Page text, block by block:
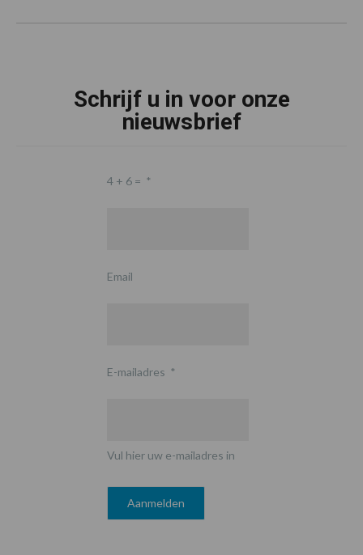
Schrijf u in voor onze
nieuwsbrief
4 + 6 = *
Email
E-mailadres *
Vul hier uw e-mailadres in